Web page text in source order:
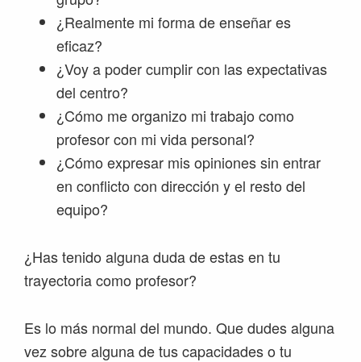
¿Realmente mi forma de enseñar es
eficaz?
¿Voy a poder cumplir con las expectativas
del centro?
¿Cómo me organizo mi trabajo como
profesor con mi vida personal?
¿Cómo expresar mis opiniones sin entrar
en conflicto con dirección y el resto del
equipo?
¿Has tenido alguna duda de estas en tu
trayectoria como profesor?
Es lo más normal del mundo. Que dudes alguna
vez sobre alguna de tus capacidades o tu